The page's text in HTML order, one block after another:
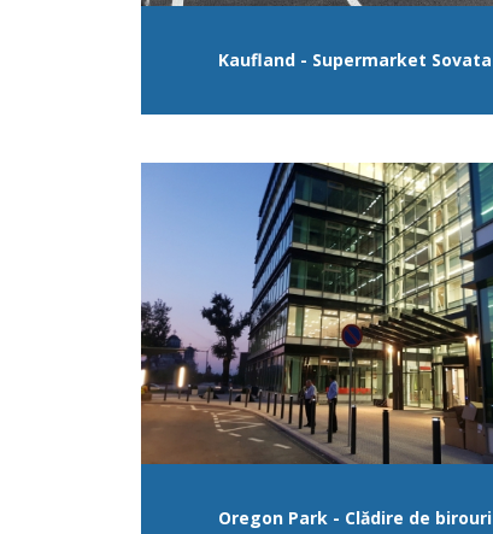
Kaufland - Supermarket Sovata
Oregon Park - Clădire de birouri